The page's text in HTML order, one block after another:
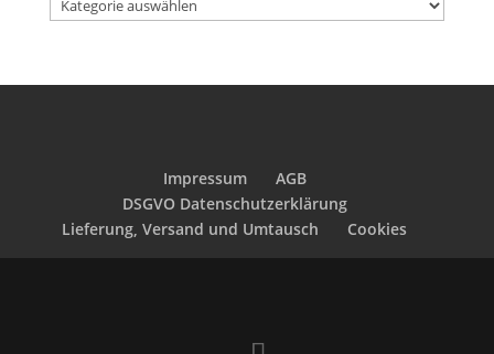
Impressum
AGB
DSGVO Datenschutzerklärung
Lieferung, Versand und Umtausch
Cookies